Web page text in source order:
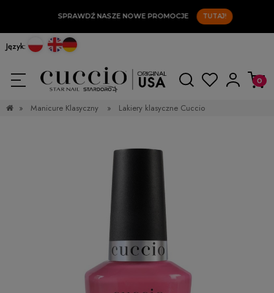
SPRAWDŹ NASZE NOWE PROMOCJE TUTAJ!
Język:
» Manicure Klasyczny » Lakiery klasyczne Cuccio